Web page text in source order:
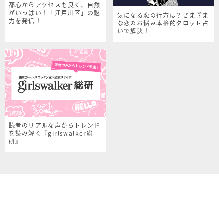
都心からアクセスも良く、自然
がいっぱい！「江戸川区」の魅
力を発信！
気になる恋の行方は？さまざま
な恋のお悩み本格的タロット占
いで解決！
読者のリアルな声からトレンド
を読み解く『girlswalker総
研』